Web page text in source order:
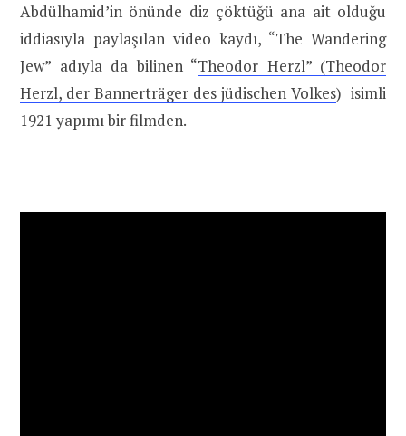
Abdülhamid’in önünde diz çöktüğü ana ait olduğu
iddiasıyla paylaşılan video kaydı, “The Wandering
Jew” adıyla da bilinen “Theodor Herzl” (Theodor
Herzl, der Bannerträger des jüdischen Volkes) isimli
1921 yapımı bir filmden.